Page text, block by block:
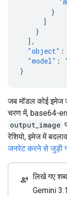
}
]
}
],
"object" :
"model" :
}
जब मॉडल कोई इमेज
चरण में, base64-
output_image
रेशियो, इमेज में
जनरेट करने से जुड़ी
record_voice_over लिखे गए
Gemini